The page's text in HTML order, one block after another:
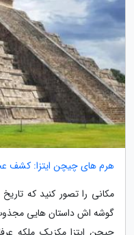
هرم های چیچن ایتزا: کشف
مکانی را تصور کنید که
گوشه اش داستان هایی مجذوب